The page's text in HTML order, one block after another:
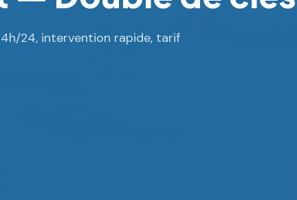
24, intervention rapide, tarif